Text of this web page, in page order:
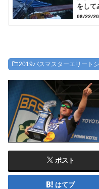
をし
08/22/
2019バスマスターエリート
ポスト
はてブ